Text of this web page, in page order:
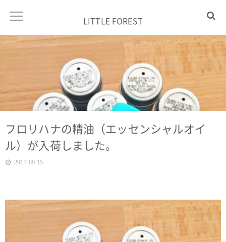
LITTLE FOREST
フロリハナの精油（エッセンシャルオイ
ル）が入荷しました。
2017-09-15